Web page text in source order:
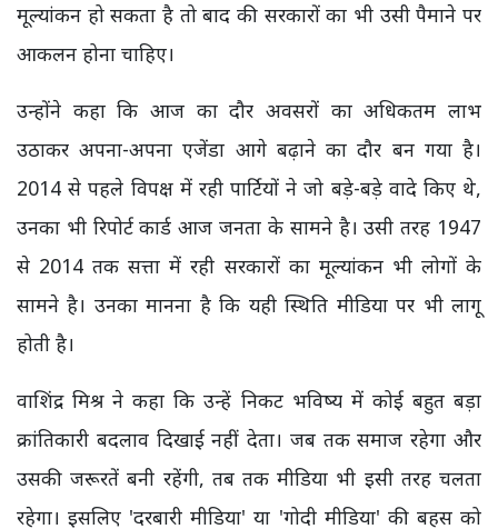
मूल्यांकन हो सकता है तो बाद की सरकारों का भी उसी पैमाने पर
आकलन होना चाहिए।
उन्होंने कहा कि आज का दौर अवसरों का अधिकतम लाभ
उठाकर अपना-अपना एजेंडा आगे बढ़ाने का दौर बन गया है।
2014 से पहले विपक्ष में रही पार्टियों ने जो बड़े-बड़े वादे किए थे,
उनका भी रिपोर्ट कार्ड आज जनता के सामने है। उसी तरह 1947
से 2014 तक सत्ता में रही सरकारों का मूल्यांकन भी लोगों के
सामने है। उनका मानना है कि यही स्थिति मीडिया पर भी लागू
होती है।
वाशिंद्र मिश्र ने कहा कि उन्हें निकट भविष्य में कोई बहुत बड़ा
क्रांतिकारी बदलाव दिखाई नहीं देता। जब तक समाज रहेगा और
उसकी जरूरतें बनी रहेंगी, तब तक मीडिया भी इसी तरह चलता
रहेगा। इसलिए 'दरबारी मीडिया' या 'गोदी मीडिया' की बहस को